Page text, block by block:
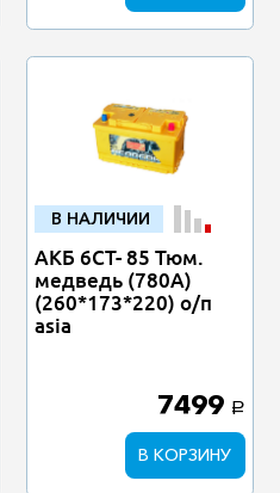
В НАЛИЧИИ
АКБ 6СТ- 85 Тюм.
медведь (780А)
(260*173*220) о/п
asia
7499 a
В КОРЗИНУ